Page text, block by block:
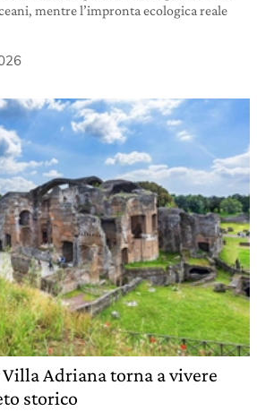
mentre l’impronta ecologica reale
Adriana torna a vivere
storico